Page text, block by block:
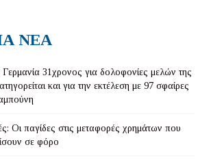
ΝΕΑ
31χρονος για δολοφονίες μελών της
και για την εκτέλεση με 97 σφαίρες
Οι παγίδες στις μεταφορές χρημάτων που
σε φόρο